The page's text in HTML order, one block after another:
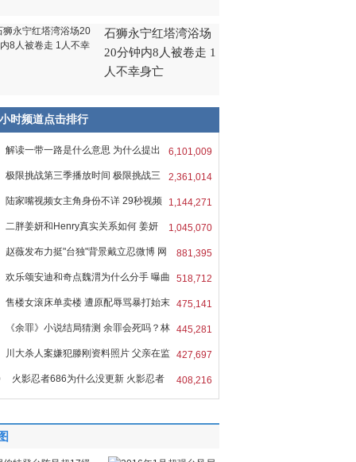
石狮永宁红塔湾浴场
20分钟内8人被卷走 1
人不幸身亡
时频道点击排行
6,101,009
解读一带一路是什么意思 为什么提出
2,361,014
极限挑战第三季播放时间 极限挑战三
1,144,271
陆家嘴视频女主角身份不详 29秒视频
1,045,070
二胖姜妍和Henry真实关系如何 姜妍
881,395
赵薇发布力挺"台独"背景戴立忍微博 网
518,712
欢乐颂安迪和奇点魏渭为什么分手 曝曲
475,141
售楼女滚床单卖楼 遭原配辱骂暴打始末
445,281
《余罪》小说结局猜测 余罪会死吗？林
427,697
川大杀人案嫌犯滕刚资料照片 父亲在监
408,216
火影忍者686为什么没更新 火影忍者